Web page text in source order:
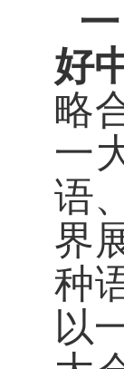
好
略
一
语
界
种
以